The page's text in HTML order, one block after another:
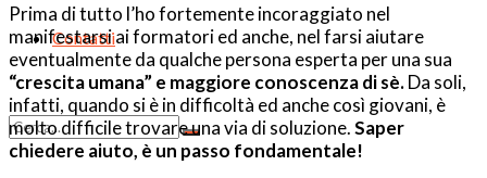
Contatti
Prima di tutto l’ho fortemente incoraggiato nel
manifestarsi ai formatori ed anche, nel farsi aiutare
eventualmente da qualche persona esperta per una sua
“crescita umana” e maggiore conoscenza di sè.Da soli,
infatti, quando si è in difficoltà ed anche così giovani, è
molto difficile trovare una via di soluzione.Saper
chiedere aiuto, è un passo fondamentale!